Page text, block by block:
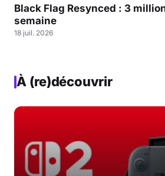
Black Flag Resynced : 3
semaine
18 juil. 2026
À (re)découvrir